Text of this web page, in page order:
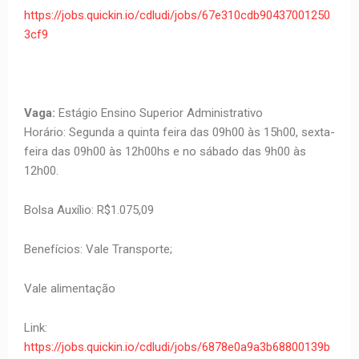
https://jobs.quickin.io/cdludi/jobs/67e310cdb90437001250
3cf9
Vaga: Estágio Ensino Superior Administrativo
Horário: Segunda a quinta feira das 09h00 às 15h00, sexta-
feira das 09h00 às 12h00hs e no sábado das 9h00 às
12h00.
Bolsa Auxílio: R$1.075,09
Benefícios: Vale Transporte;
Vale alimentação
Link:
https://jobs.quickin.io/cdludi/jobs/6878e0a9a3b68800139b